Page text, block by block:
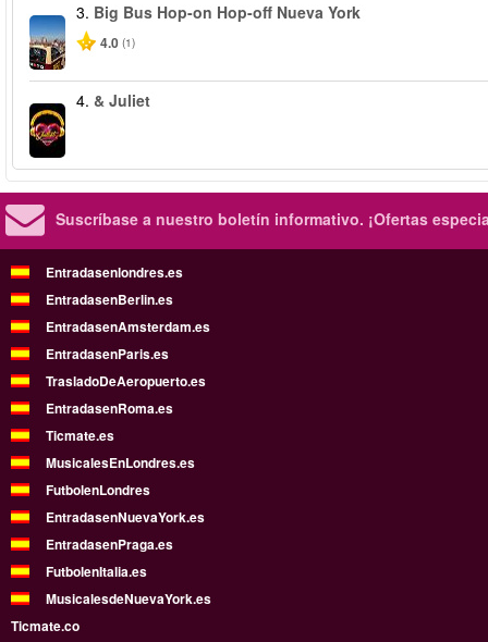
3. Big Bus Hop-on Hop-off Nueva York
4.0 (1)
4. & Juliet
Suscríbase a nuestro boletín informativo. ¡Ofertas
Entradasenlondres.es
EntradasenBerlin.es
EntradasenAmsterdam.es
EntradasenParis.es
TrasladoDeAeropuerto.es
EntradasenRoma.es
Ticmate.es
MusicalesEnLondres.es
FutbolenLondres
EntradasenNuevaYork.es
EntradasenPraga.es
FutbolenItalia.es
MusicalesdeNuevaYork.es
Ticmate.co